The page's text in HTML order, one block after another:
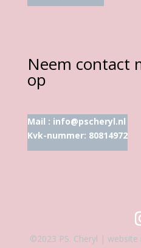
Neem contact
op
Mail : info@pscheryl.nl
Kvk-nummer: 80814972
©2023 PS. Cheryl |